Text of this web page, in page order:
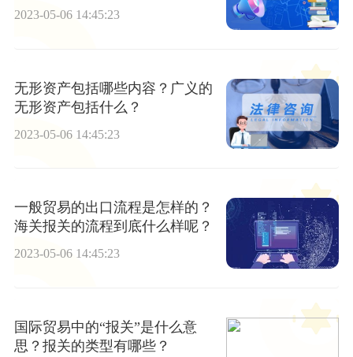
2023-05-06 14:45:23
无形资产包括哪些内容？广义的
无形资产包括什么？
2023-05-06 14:45:23
一般贸易的出口流程是怎样的？
海关报关的流程到底什么样呢？
2023-05-06 14:45:23
国际贸易中的“报关”是什么意
思？报关的类型有哪些？